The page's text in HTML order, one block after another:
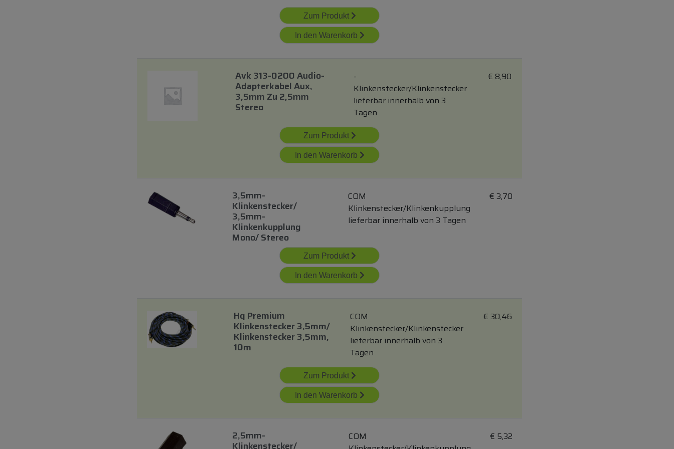
Zum Produkt
In den Warenkorb
Avk 313-0200 Audio-
Adapterkabel Aux,
3,5mm Zu 2,5mm
Stereo
-
Klinkenstecker/Klinkenstecker
lieferbar innerhalb von 3
Tagen
€ 8,90
Zum Produkt
In den Warenkorb
3,5mm-
Klinkenstecker/
3,5mm-
Klinkenkupplung
Mono/ Stereo
COM
Klinkenstecker/Klinkenkupplung
lieferbar innerhalb von 3 Tagen
€ 3,70
Zum Produkt
In den Warenkorb
Hq Premium
Klinkenstecker 3,5mm/
Klinkenstecker 3,5mm,
10m
COM
Klinkenstecker/Klinkenstecker
lieferbar innerhalb von 3
Tagen
€ 30,46
Zum Produkt
In den Warenkorb
2,5mm-
Klinkenstecker/
COM
€ 5,32